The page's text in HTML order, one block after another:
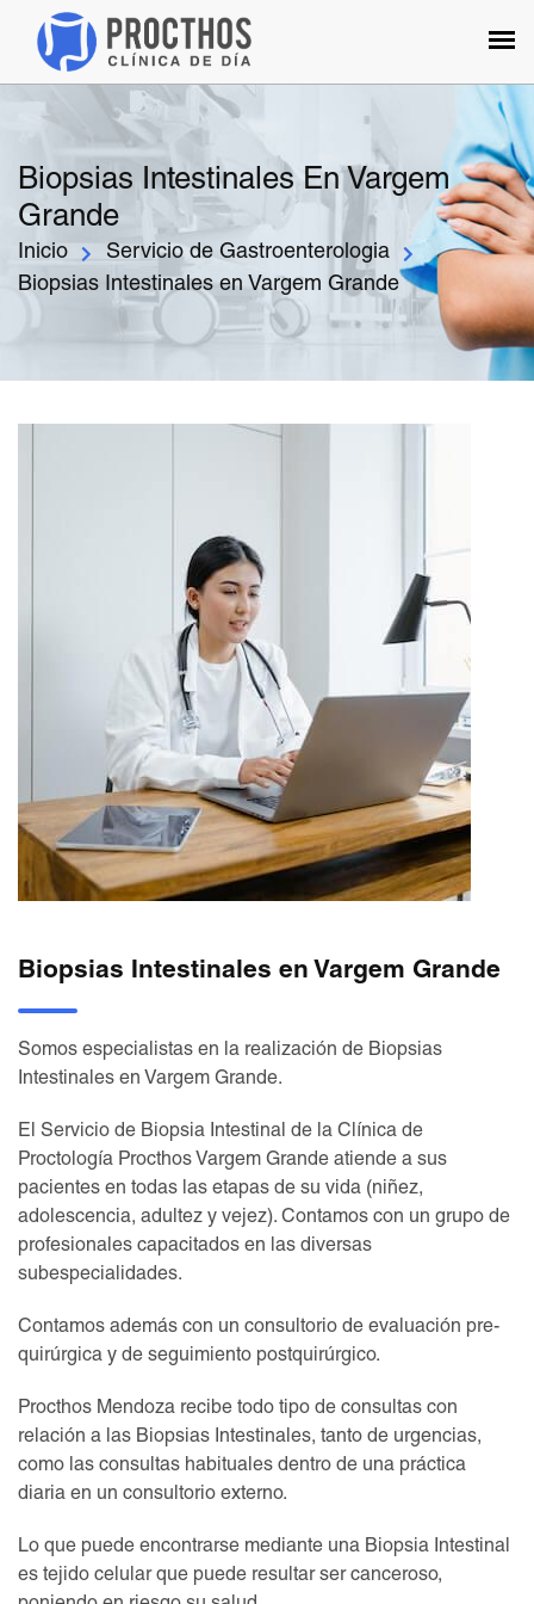
Biopsias Intestinales En Vargem
Grande
Inicio
Servicio de Gastroenterologia
Biopsias Intestinales en Vargem Grande
Biopsias Intestinales en Vargem Grande
Somos especialistas en la realización de Biopsias
Intestinales en Vargem Grande.
El Servicio de Biopsia Intestinal de la Clínica de
Proctología Procthos Vargem Grande atiende a sus
pacientes en todas las etapas de su vida (niñez,
adolescencia, adultez y vejez). Contamos con un grupo de
profesionales capacitados en las diversas
subespecialidades.
Contamos además con un consultorio de evaluación pre-
quirúrgica y de seguimiento postquirúrgico.
Procthos Mendoza recibe todo tipo de consultas con
relación a las Biopsias Intestinales, tanto de urgencias,
como las consultas habituales dentro de una práctica
diaria en un consultorio externo.
Lo que puede encontrarse mediante una Biopsia Intestinal
es tejido celular que puede resultar ser canceroso,